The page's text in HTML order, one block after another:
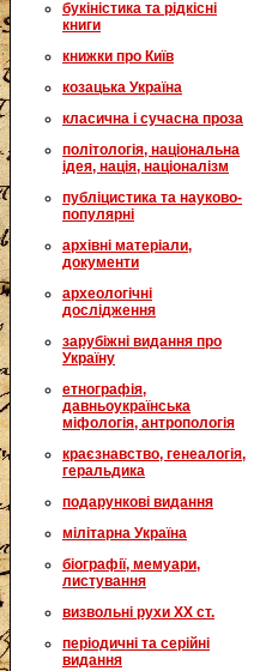
букіністика та рідкісні
книги
книжки про Київ
козацька Україна
класична і сучасна проза
політологія, національна
ідея, нація, націоналізм
публіцистика та науково-
популярні
архівні матеріали,
документи
археологічні
дослідження
зарубіжні видання про
Україну
етнографія,
давньоукраїнська
міфологія, антропологія
краєзнавство, генеалогія,
геральдика
подарункові видання
мілітарна Україна
біографії, мемуари,
листування
визвольні рухи XX ст.
періодичні та серійні
видання